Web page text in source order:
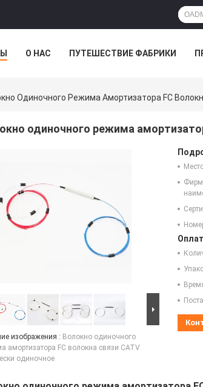
О НАС ПУТЕШЕСТВИЕ ФАБРИКИ
Одиночного Режима Амортизатора FC
одиночного режима
изображения : Волокно одиночного
амортизатора FC волокна связи CATV
одиночное